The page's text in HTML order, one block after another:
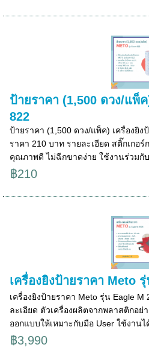
ป้ายราคา (1,500 ดวง/แพ็
822
ป้ายราคา (1,500 ดวง/แพ็ค) เครื่องยิง
ราคา 210 บาท รายละเอียด สติ๊กเกอ
คุณภาพดี ไม่ฉีกขาดง่าย ใช้งานร่วมกับ
฿210
เครื่องยิงป้ายราคา Meto
เครื่องยิงป้ายราคา Meto รุ่น Eagle
ละเอียด ตัวเครื่องผลิตจากพลาสติกอ
ออกแบบให้เหมาะกับมือ User ใช้งานไ
฿3,990